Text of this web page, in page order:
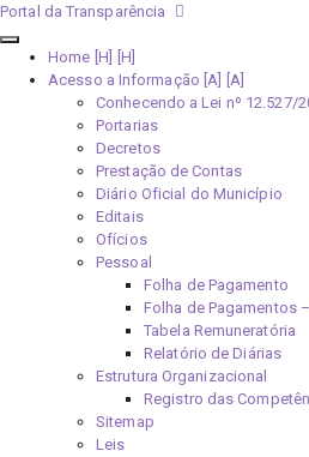
Portal da Transparência
Home [H]
Acesso a Informação [A]
Conhecendo a Lei nº 12.527/
Portarias
Decretos
Prestação de Contas
Diário Oficial do Município
Editais
Ofícios
Pessoal
Folha de Pagamento
Folha de Pagamentos
Tabela Remuneratória
Relatório de Diárias
Estrutura Organizacional
Registro das
Sitemap
Leis